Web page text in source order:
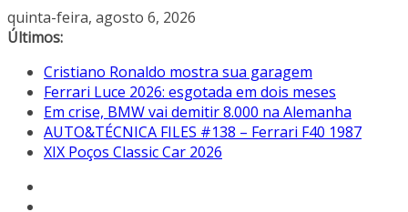
Pular
para
conteúdo
quinta-feira, agosto 6, 2026
Últimos:
Cristiano Ronaldo mostra sua garagem
Ferrari Luce 2026: esgotada em dois meses
Em crise, BMW vai demitir 8.000 na Alemanha
AUTO&TÉCNICA FILES #138 – Ferrari F40 1987
XIX Poços Classic Car 2026